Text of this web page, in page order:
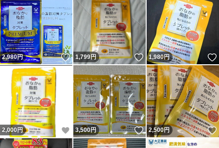
2,980円 いいね！
1,799円 いいね！
1,980円
2,000 円 いいね！
3,500円 いいね！
2,500円